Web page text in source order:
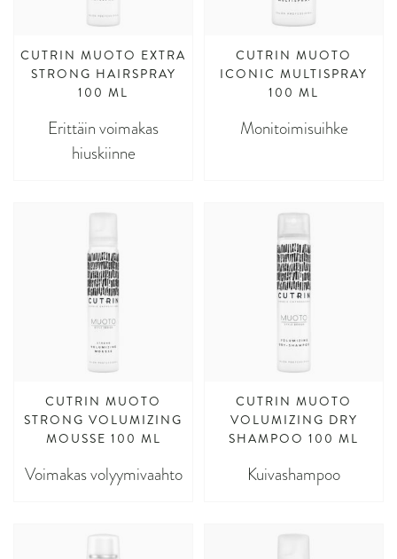
CUTRIN MUOTO EXTRA
STRONG HAIRSPRAY
100 ML
Erittäin voimakas
hiuskiinne
CUTRIN MUOTO
ICONIC MULTISPRAY
100 ML
Monitoimisuihke
CUTRIN MUOTO
STRONG VOLUMIZING
MOUSSE 100 ML
Voimakas volyymivaahto
CUTRIN MUOTO
VOLUMIZING DRY
SHAMPOO 100 ML
Kuivashampoo